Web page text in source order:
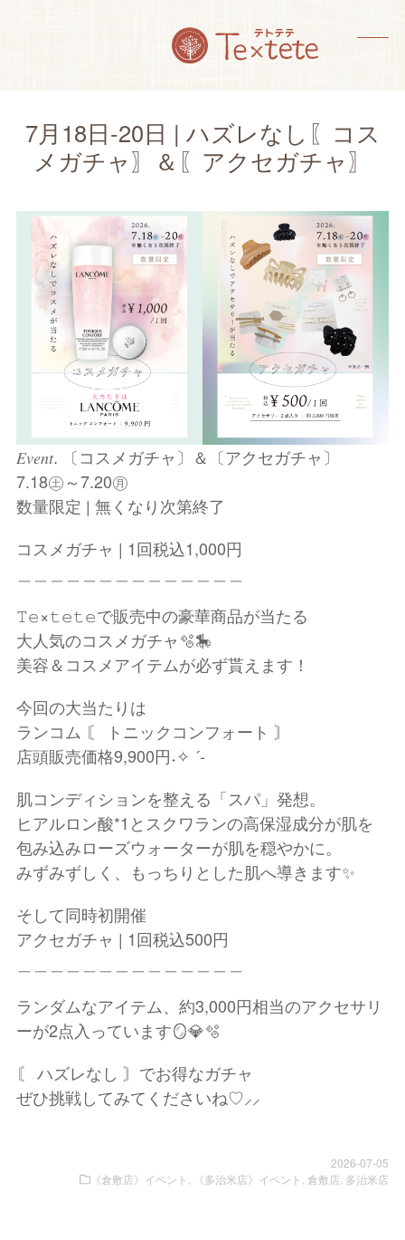
ー
開
く
ー
閉
じ
る
7月18日-20日 | ハズレなし〖コス
メガチャ〗＆〖アクセガチャ〗
𝐸𝑣𝑒𝑛𝑡. 〔コスメガチャ〕＆〔アクセガチャ〕
7.18㊏～7.20㊊
数量限定 | 無くなり次第終了
コスメガチャ | 1回税込1,000円
𝚃𝚎×𝚝𝚎𝚝𝚎で販売中の豪華商品が当たる
大人気のコスメガチャ🫧🎠
美容＆コスメアイテムが必ず貰えます！
今回の大当たりは
ランコム 〘 トニックコンフォート 〙
店頭販売価格9,900円˖✧ ´-
肌コンディションを整える「スパ」発想。
ヒアルロン酸*1とスクワランの高保湿成分が肌を
包み込みローズウォーターが肌を穏やかに。
みずみずしく、もっちりとした肌へ導きます✨
そして同時初開催
アクセガチャ | 1回税込500円
ランダムなアイテム、約3,000円相当のアクセサリ
ーが2点入っています🪞💎🫧
〘 ハズレなし 〙でお得なガチャ
ぜひ挑戦してみてくださいね♡⸝⸝
2026-07-05
《倉敷店》イベント
《多治米店》イベント 倉敷店 多治米店